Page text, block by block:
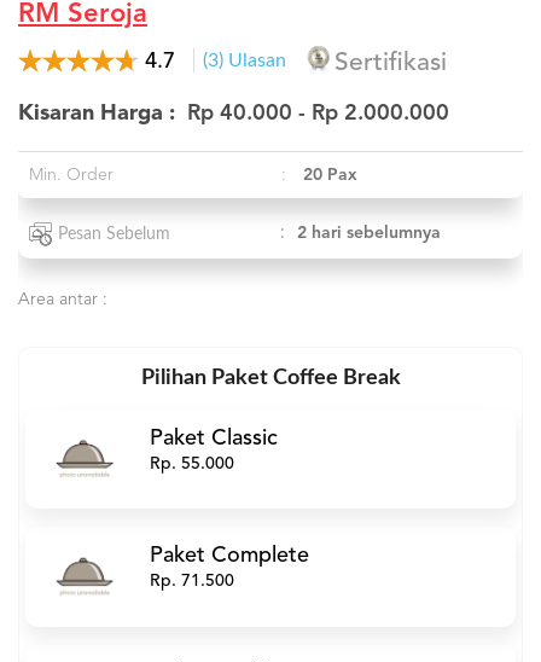
RM Seroja
4.7 (3) Ulasan Sertifikasi
Kisaran Harga : Rp 40.000 - Rp 2.000.000
Min. Order : 20 Pax
Pesan Sebelum : 2 hari sebelumnya
Area antar :
Pilihan Paket Coffee Break
Paket Classic
Rp. 55.000
Paket Complete
Rp. 71.500